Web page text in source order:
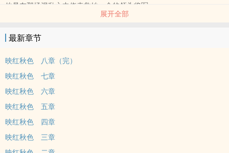
他是在那场混乱之中侥幸救她一命的领头将军
秋映彤－从孙策府上到周泰这儿，她原以为只是换个地方住住，怎知
她可是来报恩的，受人点滴当涌泉相报，更何况是这救命之恩？
欸！她、她、她只是说要来报恩，可没说要以身相许啊！
姊妹作－沉醉凝香
我与其他位作者共有的粉丝页——跑路人创作团队
求拍打喂食手滑按赞无事聊天兼开放探问八卦内幕！——亚苏酥的阳
光海滩
我的巴哈姆特小屋
展开全部
最新章节
映红秋色 八章（完）
映红秋色 七章
映红秋色 六章
映红秋色 五章
映红秋色 四章
映红秋色 三章